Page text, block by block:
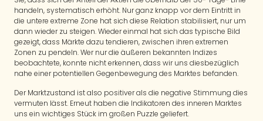
handeln, systematisch erhöht. Nur ganz knapp vor dem Eintritt in
die untere extreme Zone hat sich diese Relation stabilisiert, nur um
dann wieder zu steigen. Wieder einmal hat sich das typische Bild
gezeigt, dass Märkte dazu tendieren, zwischen ihren extremen
Zonen zu pendeln. Wer nur die äußeren bekannten Indizes
beobachtete, konnte nicht erkennen, dass wir uns diesbezüglich
nahe einer potentiellen Gegenbewegung des Marktes befanden.
Der Marktzustand ist also positiver als die negative Stimmung dies
vermuten lässt. Erneut haben die Indikatoren des inneren Marktes
uns ein wichtiges Stück im großen Puzzle geliefert.